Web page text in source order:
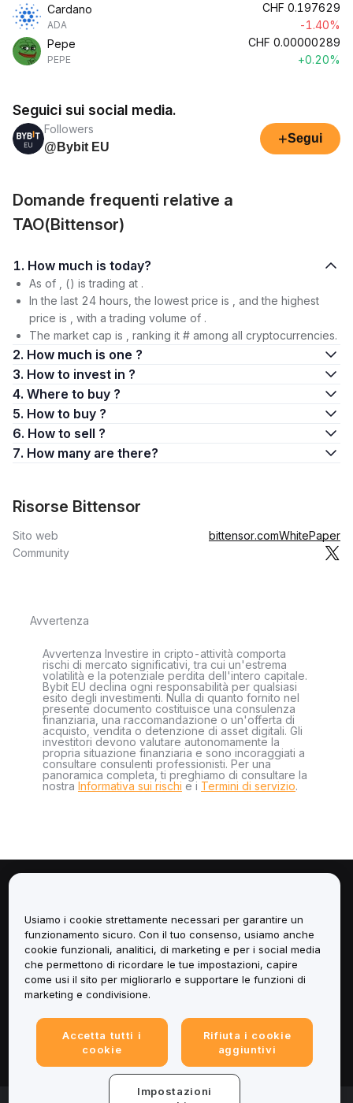
Cardano
ADA
CHF 0.197629
-1.40%
Pepe
PEPE
CHF 0.00000289
+0.20%
Seguici sui social media.
Followers
@Bybit EU
+Segui
Domande frequenti relative a
TAO(Bittensor)
1. How much is today?
As of , () is trading at .
In the last 24 hours, the lowest price is , and the highest
price is , with a trading volume of .
The market cap is , ranking it # among all cryptocurrencies.
2. How much is one ?
3. How to invest in ?
4. Where to buy ?
5. How to buy ?
6. How to sell ?
7. How many are there?
Risorse Bittensor
Sito web bittensor.comWhitePaper
Community
Avvertenza
Avvertenza Investire in cripto-attività comporta
rischi di mercato significativi, tra cui un'estrema
volatilità e la potenziale perdita dell'intero capitale.
Bybit EU declina ogni responsabilità per qualsiasi
esito degli investimenti. Nulla di quanto fornito nel
presente documento costituisce una consulenza
finanziaria, una raccomandazione o un'offerta di
acquisto, vendita o detenzione di asset digitali. Gli
investitori devono valutare autonomamente la
propria situazione finanziaria e sono incoraggiati a
consultare consulenti professionisti. Per una
panoramica completa, ti preghiamo di consultare la
nostra Informativa sui rischi e i Termini di servizio.
Servizi
Assistenza
Informazioni legali
Usiamo i cookie strettamente necessari per garantire un
funzionamento sicuro. Con il tuo consenso, usiamo anche
cookie funzionali, analitici, di marketing e per i social media
che permettono di ricordare le tue impostazioni, capire
come usi il sito per migliorarlo e supportare le funzioni di
marketing e condivisione.
Accetta tutti i
cookie
Rifiuta i cookie
aggiuntivi
Impostazioni